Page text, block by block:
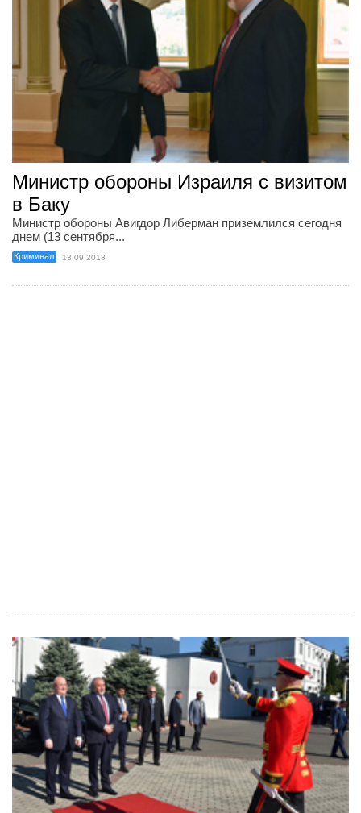
Министр обороны Израиля с визитом
в Баку
Министр обороны Авигдор Либерман приземлился сегодня
днем (13 сентября...
Криминал 13.09.2018